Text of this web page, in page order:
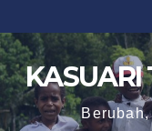
KASUARI